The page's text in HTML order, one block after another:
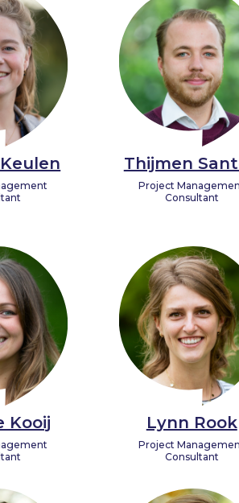
Thijmen
Project
Consultant
Kooij Lynn Rook
Project
Consultant